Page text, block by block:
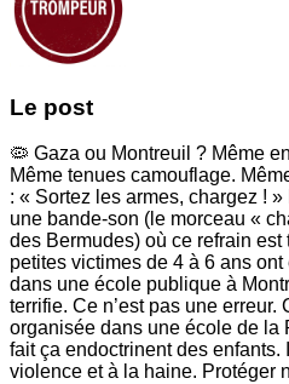
Le post
🦠 Gaza ou Montreuil ? Même
Même tenues camouflage.
: « Sortez les armes, chargez !
une bande-son (le morceau «
des Bermudes) où ce refrain
petites victimes de 4 à 6 ans
dans une école publique à
terrifie. Ce n’est pas une erreur.
organisée dans une école de la
fait ça endoctrinent des enfants.
violence et à la haine. Protéger